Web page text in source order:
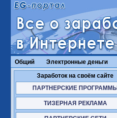
Общий Электронные деньги
Заработок на своём сайте
ПАРТНЕРСКИЕ ПРОГРАММЫ
ТИЗЕРНАЯ РЕКЛАМА